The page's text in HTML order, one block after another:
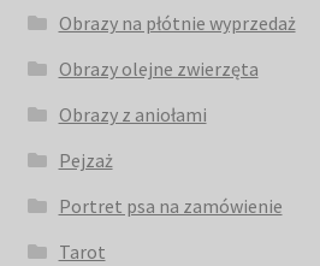
Obrazy na płótnie wyprzedaż
Obrazy olejne zwierzęta
Obrazy z aniołami
Pejzaż
Portret psa na zamówienie
Tarot